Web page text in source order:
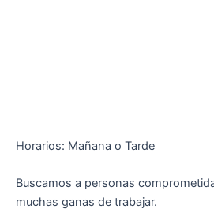
Horarios: Mañana o Tarde
Buscamos a personas
muchas ganas de trabajar.